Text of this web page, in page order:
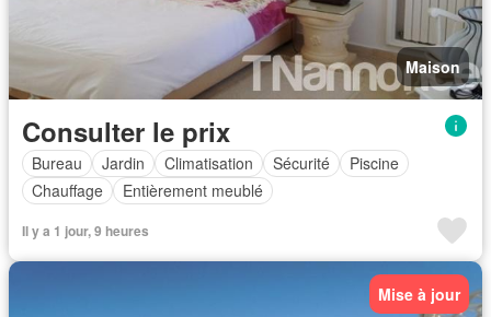
Maison
Consulter le prix
Bureau Jardin Climatisation Sécurité
Piscine
Chauffage
Entièrement meublé
Il y a 1 jour, 9 heures
Mise à jour